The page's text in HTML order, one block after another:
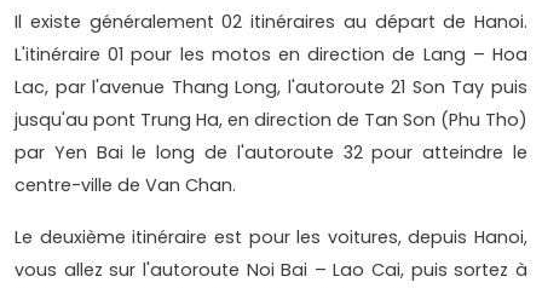
Il existe généralement 02 itinéraires au départ de Hanoi.
L'itinéraire 01 pour les motos en direction de Lang – Hoa
Lac, par l'avenue Thang Long, l'autoroute 21 Son Tay puis
jusqu'au pont Trung Ha, en direction de Tan Son (Phu Tho)
par Yen Bai le long de l'autoroute 32 pour atteindre le
centre-ville de Van Chan.
Le deuxième itinéraire est pour les voitures, depuis Hanoi,
vous allez sur l'autoroute Noi Bai – Lao Cai, puis sortez à